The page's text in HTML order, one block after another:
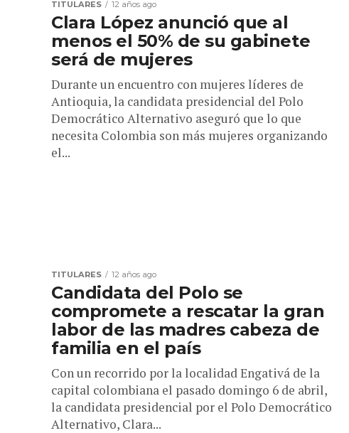
TITULARES 12 años ago
Clara López anunció que al
menos el 50% de su gabinete
será de mujeres
Durante un encuentro con mujeres líderes de
Antioquia, la candidata presidencial del Polo
Democrático Alternativo aseguró que lo que
necesita Colombia son más mujeres organizando
el...
TITULARES 12 años ago
Candidata del Polo se
compromete a rescatar la gran
labor de las madres cabeza de
familia en el país
Con un recorrido por la localidad Engativá de la
capital colombiana el pasado domingo 6 de abril,
la candidata presidencial por el Polo Democrático
Alternativo, Clara...